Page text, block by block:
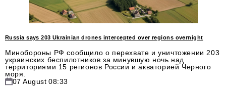
Russia says 203 Ukrainian drones intercepted over regions overnight
Минобороны РФ сообщило о перехвате и уничтожении 203
украинских беспилотников за минувшую ночь над
территориями 15 регионов России и акваторией Черного
моря.
07 August 08:33